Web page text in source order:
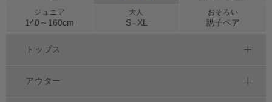
ジュニア
140～ 160cm
大人
S～ XL
おそろい
親子ペア
トップス
アウター